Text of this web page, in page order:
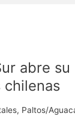
abre
chilenas
, Paltos/